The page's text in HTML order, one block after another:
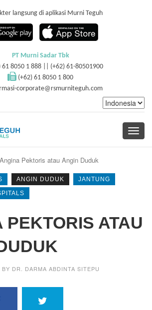
langsung di aplikasi Murni Teguh
PT Murni Sadar Tbk
61 8050 1 888 || (+62) 61-80501900
(+62) 61 8050 1 800
corporate@rsmurniteguh.com
Toggle
Angina Pektoris atau Angin Duduk
ANGIN DUDUK
JANTUNG
PEKTORIS ATAU
BY DR. DARMA ABDINTA SITEPU